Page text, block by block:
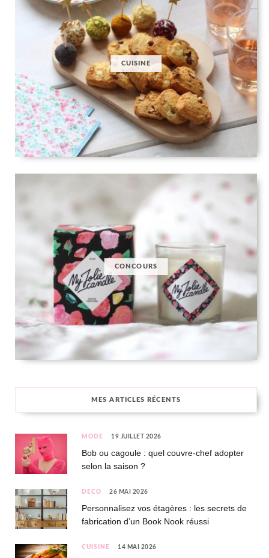
CUISINE
CONCOURS
MES ARTICLES RÉCENTS
MODE 19 JUILLET 2026
Bob ou cagoule : quel couvre-chef adopter
selon la saison ?
DÉCO 26 MAI 2026
Personnalisez vos étagères : les secrets de
fabrication d’un Book Nook réussi
CUISINE 14 MAI 2026